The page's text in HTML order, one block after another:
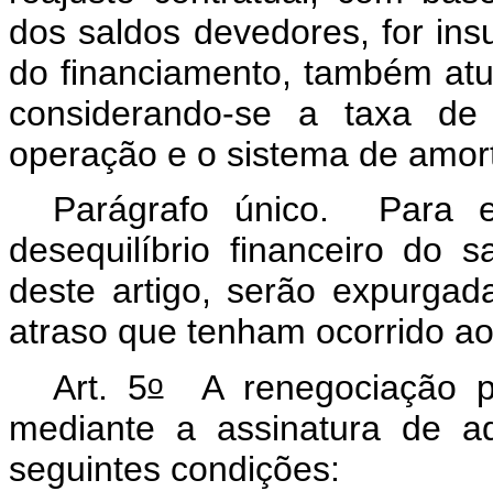
dos saldos devedores, for
do financiamento, também
considerando-se a taxa
operação e o sistema de
Parágrafo único. Para
desequilíbrio financeiro do
deste artigo, serão
atraso que tenham ocorrido
Art. 5oA renegociação
mediante a assinatura de
seguintes condições: